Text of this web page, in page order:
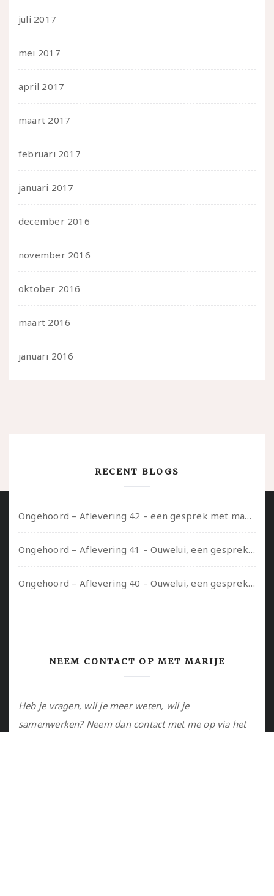
juli 2017
mei 2017
april 2017
maart 2017
februari 2017
januari 2017
december 2016
november 2016
oktober 2016
maart 2016
januari 2016
RECENT BLOGS
Ongehoord – Aflevering 42 – een gesprek met marijn over seksueel opbloeien, het ouderschap uitvinden en verschillende leeftijden in je mee dragen
Ongehoord – Aflevering 41 – Ouwelui, een gesprek met Marcelle over polyamorie op latere leeftijd, (mantel)zorg voor je partners en seksueel plezier.
Ongehoord – Aflevering 40 – Ouwelui, een gesprek met Sadie Lune over vormende relaties en de geschiedenis van de queer pornobeweging
NEEM CONTACT OP MET MARIJE
Heb je vragen, wil je meer weten, wil je
samenwerken? Neem dan contact met me op via het